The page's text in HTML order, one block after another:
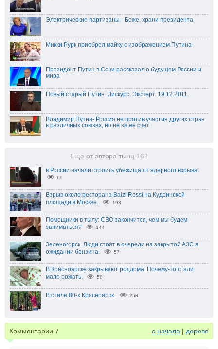
Электрические партизаны - Боже, храни президента
Микки Рурк приобрел майку с изображением Путина
Президент Путин в Сочи рассказал о будущем России и
мира
Новый старый Путин. Дискурс. Эксперт. 19.12.2011.
Владимир Путин- Россия не против участия других стран
в различных союзах, но не за ее счет
Еще от автора тынц 162
в России начали строить убежища от ядерного взрыва.
69
Взрыв около ресторана Balzi Rossi на Кудринской
площади в Москве.
193
Помощники в тылу: СВО закончится, чем мы будем
заниматься?
144
Зеленогорск. Люди стоят в очереди на закрытой АЗС в
ожидании бензина.
57
В Красноярске закрывают роддома. Почему-то стали
мало рожать.
58
В стиле 80-х Красноярск. 258
Комментарии 7 с начала | дерево